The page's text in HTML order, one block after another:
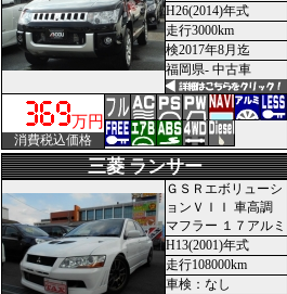
H26(2014)年式
走行3000km
検2017年8月迄
福岡県- 中古車
万円
消費税込価格
三菱 ランサー
ＧＳＲエボリューシ
ョンＶＩＩ 車高調
マフラー １７アルミ
H13(2001)年式
走行108000km
車検：なし